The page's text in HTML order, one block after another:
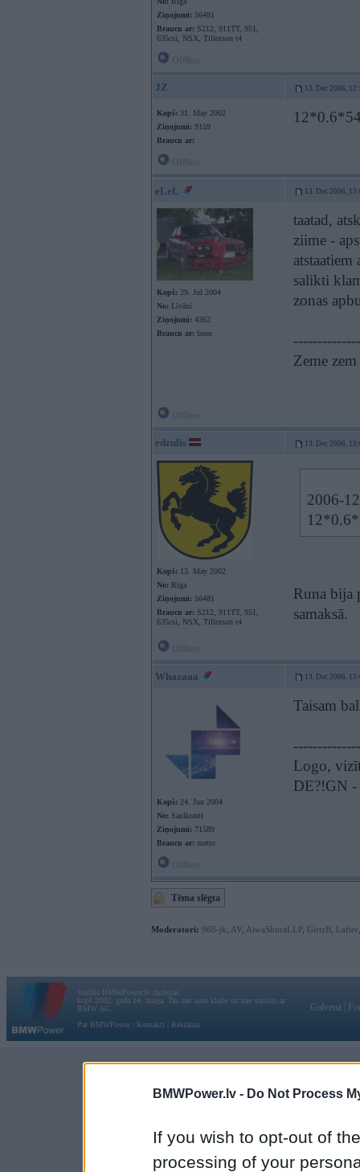
BMWPower.lv - Do Not Process
If you wish to opt-out of
processing of your
Ziņojumi: 56481
Braucu ar: S212, 911TT, 951,
635csi, NSX, Tillotson t4
JZ 13. Dec 2006,
Kopš: 31. May 2002
Ziņojumi: 9159
Braucu ar:
eLeL 13. Dec 2006,
Kopš: 29. Jul 2004
No: Līvāni
Ziņojumi: 4362
Braucu ar: busu
taatad,
ziime -
salikti
zonas
Zeme
edzulis 13. Dec 2006,
Kopš: 13. May 2002
No: Rīga
Ziņojumi: 56481
Braucu ar: S212, 911TT, 951,
635csi, NSX, Tillotson t4
2006-
Runa bija
samaksā.
Whazaaa 13. Dec 2006,
Kopš: 24. Jun 2004
No: Saulkrasti
Ziņojumi: 71589
Braucu ar: metro
Taisam
Logo,
DE?!GN -
Tēma slēgta
Moderatori: 968-jk AV AiwaShuraLLP, GirtzB Lafter
Vortāls BMWPower.lv darbojas
kopš 2002. gada 14. maija. Tas nav auto klubs un nav saistīts ar
BMW AG.
Par BMWPower
Kontakti Reklāma
Galvena